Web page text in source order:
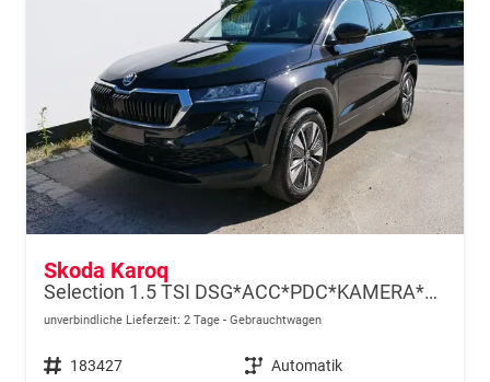
Skoda Karoq
Selection 1.5 TSI DSG*ACC*PDC*KAMERA*TEMPOMAT*LED*SMARTLINK*KLIMA*RADIO*17-ZOLL
unverbindliche Lieferzeit: 2 Tage Gebrauchtwagen
Fahrzeugnr. 183427 Getriebe Automatik